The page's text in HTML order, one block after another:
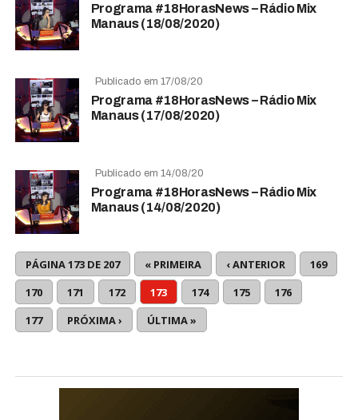
Programa #18HorasNews – Rádio Mix
Manaus (18/08/2020)
Publicado em 17/08/20
Programa #18HorasNews – Rádio Mix
Manaus (17/08/2020)
Publicado em 14/08/20
Programa #18HorasNews – Rádio Mix
Manaus (14/08/2020)
PÁGINA 173 DE 207 « PRIMEIRA ‹ ANTERIOR
169
170
171 172 173 174 175
176
177
PRÓXIMA › ÚLTIMA »